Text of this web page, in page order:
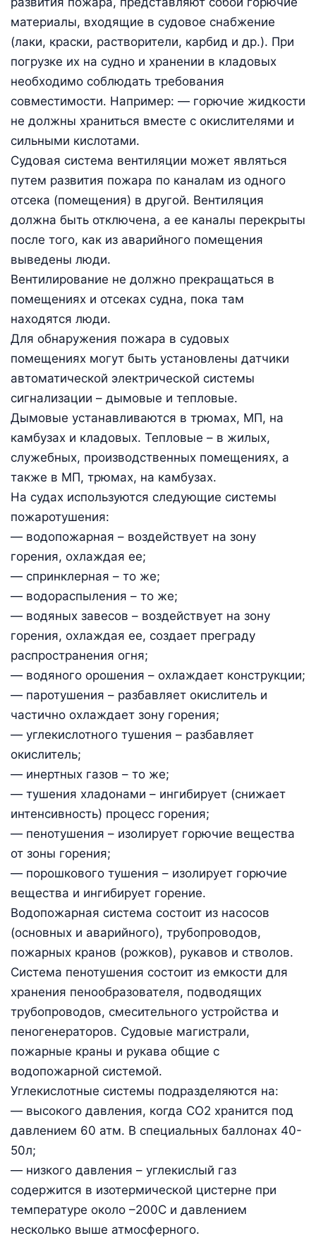
материалы, входящие в судовое снабжение
(лаки, краски, растворители, карбид и др.). При
погрузке их на судно и хранении в кладовых
необходимо соблюдать требования
совместимости. Например: — горючие жидкости
не должны храниться вместе с окислителями и
сильными кислотами.
Судовая система вентиляции может являться
путем развития пожара по каналам из одного
отсека (помещения) в другой. Вентиляция
должна быть отключена, а ее каналы перекрыты
после того, как из аварийного помещения
выведены люди.
Вентилирование не должно прекращаться в
помещениях и отсеках судна, пока там
находятся люди.
Для обнаружения пожара в судовых
помещениях могут быть установлены датчики
автоматической электрической системы
сигнализации – дымовые и тепловые.
Дымовые устанавливаются в трюмах, МП, на
камбузах и кладовых. Тепловые – в жилых,
служебных, производственных помещениях, а
также в МП, трюмах, на камбузах.
На судах используются следующие системы
пожаротушения:
— водопожарная – воздействует на зону
горения, охлаждая ее;
— спринклерная – то же;
— водораспыления – то же;
— водяных завесов – воздействует на зону
горения, охлаждая ее, создает преграду
распространения огня;
— водяного орошения – охлаждает конструкции;
— паротушения – разбавляет окислитель и
частично охлаждает зону горения;
— углекислотного тушения – разбавляет
окислитель;
— инертных газов – то же;
— тушения хладонами – ингибирует (снижает
интенсивность) процесс горения;
— пенотушения – изолирует горючие вещества
от зоны горения;
— порошкового тушения – изолирует горючие
вещества и ингибирует горение.
Водопожарная система состоит из насосов
(основных и аварийного), трубопроводов,
пожарных кранов (рожков), рукавов и стволов.
Система пенотушения состоит из емкости для
хранения пенообразователя, подводящих
трубопроводов, смесительного устройства и
пеногенераторов. Судовые магистрали,
пожарные краны и рукава общие с
водопожарной системой.
Углекислотные системы подразделяются на:
— высокого давления, когда CO2 хранится под
давлением 60 атм. В специальных баллонах 40-
50л;
— низкого давления – углекислый газ
содержится в изотермической цистерне при
температуре около –200С и давлением
несколько выше атмосферного.